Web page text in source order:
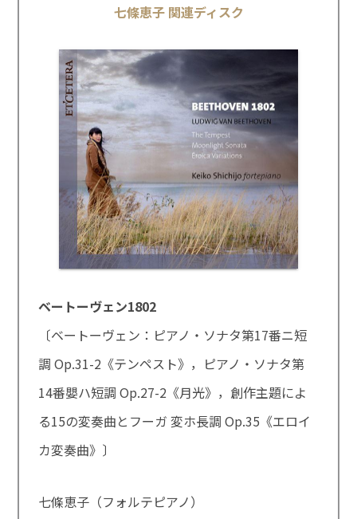
七條恵子 関連ディスク
ベートーヴェン1802
〔ベートーヴェン：ピアノ・ソナタ第17番ニ短
調 Op.31-2《テンペスト》，ピアノ・ソナタ第
14番嬰ハ短調 Op.27-2《月光》，創作主題によ
る15の変奏曲とフーガ 変ホ長調 Op.35《エロイ
カ変奏曲》〕
七條恵子（フォルテピアノ）